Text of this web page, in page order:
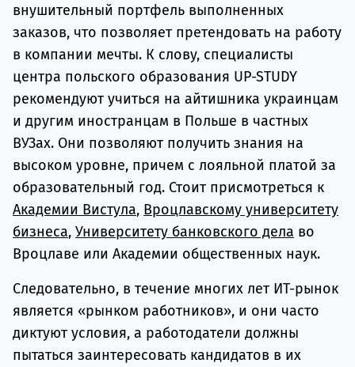
внушительный портфель выполненных
заказов, что позволяет претендовать на работу
в компании мечты. К слову, специалисты
центра польского образования UP-STUDY
рекомендуют учиться на айтишника украинцам
и другим иностранцам в Польше в частных
ВУЗах. Они позволяют получить знания на
высоком уровне, причем с лояльной платой за
образовательный год. Стоит присмотреться к
Академии Вистула, Вроцлавскому университету
бизнеса, Университету банковского дела во
Вроцлаве или Академии общественных наук.
Следовательно, в течение многих лет ИТ-рынок
является «рынком работников», и они часто
диктуют условия, а работодатели должны
пытаться заинтересовать кандидатов в их